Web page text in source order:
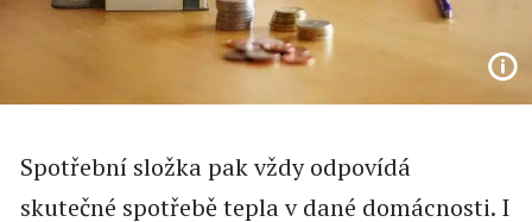
Spotřební složka pak vždy odpovídá
skutečné spotřebě tepla v dané domácnosti. I